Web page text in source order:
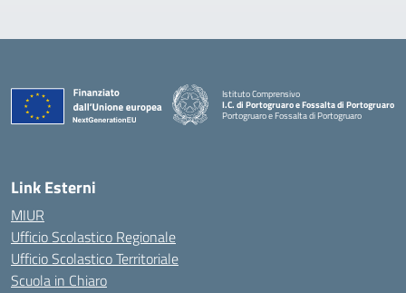
Istituto Comprensivo
I.C. di Portogruaro e Fossalta di Portogruaro
Portogruaro e Fossalta di Portogruaro
— Visita la pagina iniziale della scuola
Link Esterni
MIUR
Ufficio Scolastico Regionale
Ufficio Scolastico Territoriale
Scuola in Chiaro